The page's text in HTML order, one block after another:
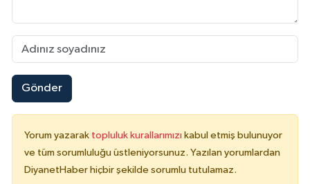
Gönder
Yorum yazarak topluluk kurallarımızı kabul etmiş bulunuyor
ve tüm sorumluluğu üstleniyorsunuz. Yazılan yorumlardan
DiyanetHaber hiçbir şekilde sorumlu tutulamaz.